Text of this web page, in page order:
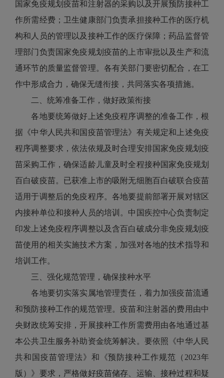
国家免疫规划疫苗和注射器的采购以及开展预防接种工
作所需经费；卫生健康部门负责承担接种工作的医疗机
构和人员的管理以及接种工作的医疗保障；药品监督管
理部门负责国家免疫规划疫苗的上市审批以及生产和流
通环节的质量监督管理。各有关部门要密切配合，在工
作中形成合力，确保无缝衔接，共同落实各项措施。
二、统筹准备工作，做好政策衔接
各地要统筹做好上述免疫程序调整的准备工作，根
据《中华人民共和国疫苗管理法》有关规定和上述免疫
程序调整要求，依法依规及时合理安排国家免疫规划疫
苗采购工作，确保适龄儿童及时全程接种国家免疫规划
百白破疫苗。已获准上市的吸附无细胞百白破联合疫苗
适用于调整后的免疫程序。各地要提前部署开展对辖区
内接种单位和接种人员的培训。中国疾控中心负责制定
印发上述免疫程序调整以及含百白破成分非免疫规划疫
苗使用的相关实施技术方案，加强对各地的技术指导和
培训工作。
三、强化规范管理，确保接种水平
各地要切实落实属地管理责任，着力加强疫苗流通
和预防接种工作的规范管理。疫苗和注射器的费用由中
央财政统筹安排，开展接种工作所需费用由各地通过基
本公共卫生服务补助资金统筹解决。要依照《中华人民
共和国疫苗管理法》和《预防接种工作规范（2023年
版）》要求，严格做好疫苗储存、运输、接种过程和疑